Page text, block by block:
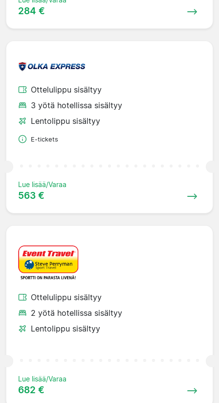
284 €
Ottelulippu sisältyy
3 yötä hotellissa sisältyy
Lentolippu sisältyy
E-tickets
Lue lisää/Varaa
563 €
Ottelulippu sisältyy
2 yötä hotellissa sisältyy
Lentolippu sisältyy
Lue lisää/Varaa
682 €